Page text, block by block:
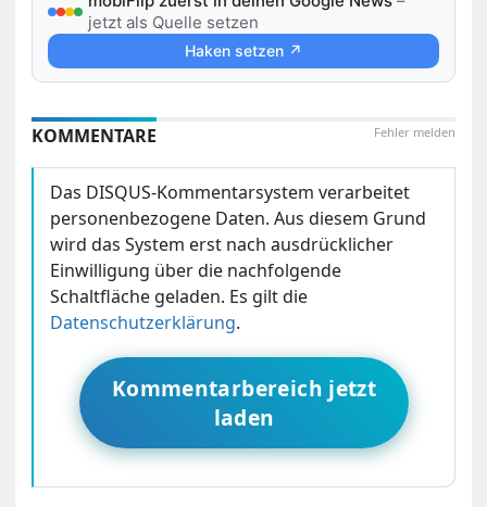
jetzt als Quelle setzen
Haken setzen ↗
Fehler melden
KOMMENTARE
Das DISQUS-Kommentarsystem verarbeitet
personenbezogene Daten. Aus diesem Grund
wird das System erst nach ausdrücklicher
Einwilligung über die nachfolgende
Schaltfläche geladen. Es gilt die
Datenschutzerklärung.
Kommentarbereich jetzt
laden